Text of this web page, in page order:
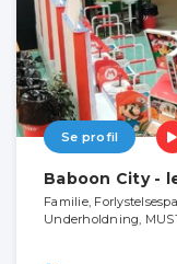
Se profil
Baboon City -
Familie,
Underholdning,